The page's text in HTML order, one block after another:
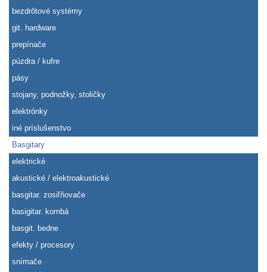
bezdrôtové systémy
git. hardware
prepínače
púzdra / kufre
pásy
stojany, podnožky, stoličky
elektrónky
iné príslušenstvo
Basgitary
elektrické
akustické / elektroakustické
basgitar. zosiľňovače
basigitar. kombá
basgit. bedne
efekty / procesory
snímače